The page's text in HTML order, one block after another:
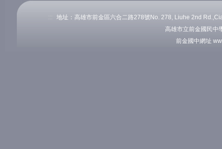
:::
地址：高雄市前金區六合二路278號No. 278, Liuhe 2nd
高雄市立前金國民中
前金國中網址